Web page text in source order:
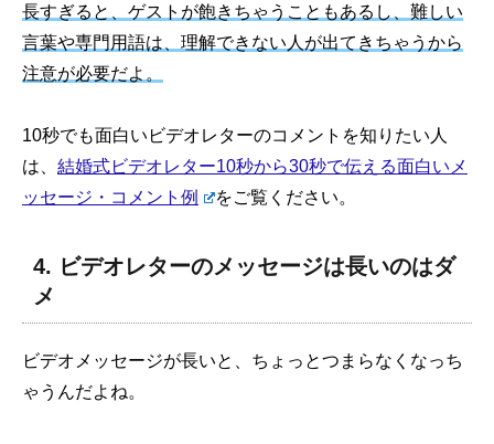
長すぎると、ゲストが飽きちゃうこともあるし、難しい
言葉や専門用語は、理解できない人が出てきちゃうから
注意が必要だよ。
10秒でも面白いビデオレターのコメントを知りたい人
は、 結婚式ビデオレター10秒から30秒で伝える面白いメ
ッセージ・コメント例
をご覧ください。
4. ビデオレターのメッセージは長いのはダ
メ
ビデオメッセージが長いと、ちょっとつまらなくなっち
ゃうんだよね。